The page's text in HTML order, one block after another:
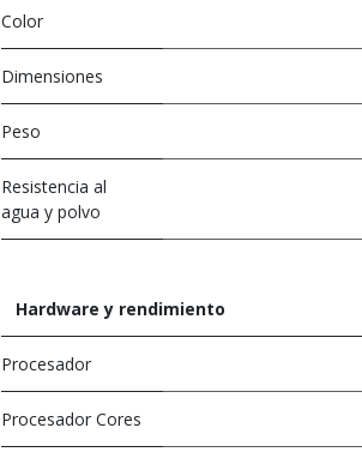
Color
Dimensiones
Peso
Resistencia al
agua y polvo
Hardware y rendimiento
Procesador
Procesador Cores